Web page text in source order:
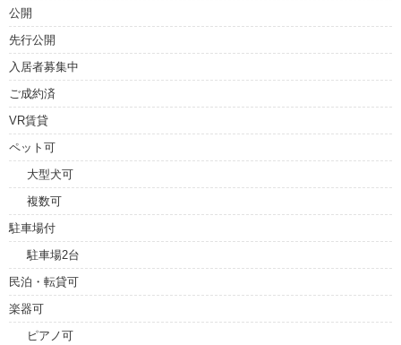
公開
先行公開
入居者募集中
ご成約済
VR賃貸
ペット可
大型犬可
複数可
駐車場付
駐車場2台
民泊・転貸可
楽器可
ピアノ可